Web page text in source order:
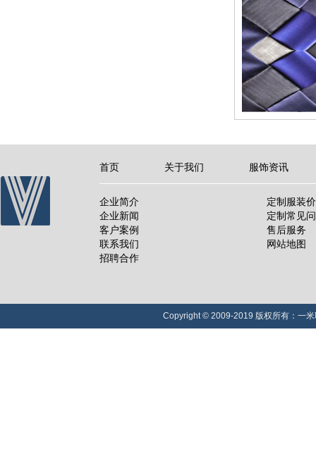
首页 关于我们 服饰资讯
企业简介
企业新闻
客户案例
联系我们
招聘合作
定制服装
定制常见
售后服务
网站地图
Copyright © 2009-2019 版权所有：一